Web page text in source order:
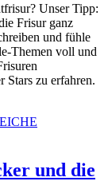
Unser Tipp:
Frisur ganz
und fühle
Themen voll und
Stars zu erfahren.
und die